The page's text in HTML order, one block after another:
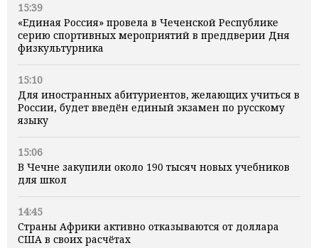
15:39
«Единая Россия» провела в Чеченской Республике
серию спортивных мероприятий в преддверии Дня
физкультурника
15:10
Для иностранных абитуриентов, желающих учиться в
России, будет введён единый экзамен по русскому
языку
15:06
В Чечне закупили около 190 тысяч новых учебников
для школ
14:45
Страны Африки активно отказываются от доллара
США в своих расчётах